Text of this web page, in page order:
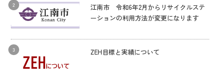
江南市 令和6年2月からリサイクルステ
ーションの利用方法が変更になります
ZEH目標と実績について